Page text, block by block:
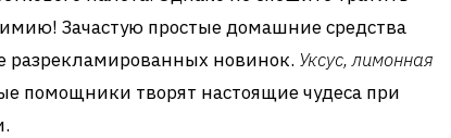
Зачастую простые домашние средства
разрекламированных новинок. Уксус, лимонная
помощники творят настоящие чудеса при